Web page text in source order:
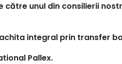
unul din consilierii
integral prin transfer
Pallex.